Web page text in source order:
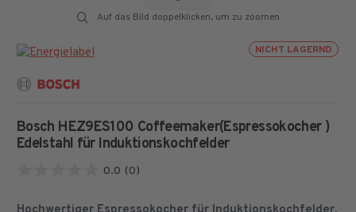
Auf das Bild doppelklicken, um zu zoomen
NICHT LAGERND
Bosch HEZ9ES100 Coffeemaker(Espressokocher )
Edelstahl für Induktionskochfelder
0.0 (0)